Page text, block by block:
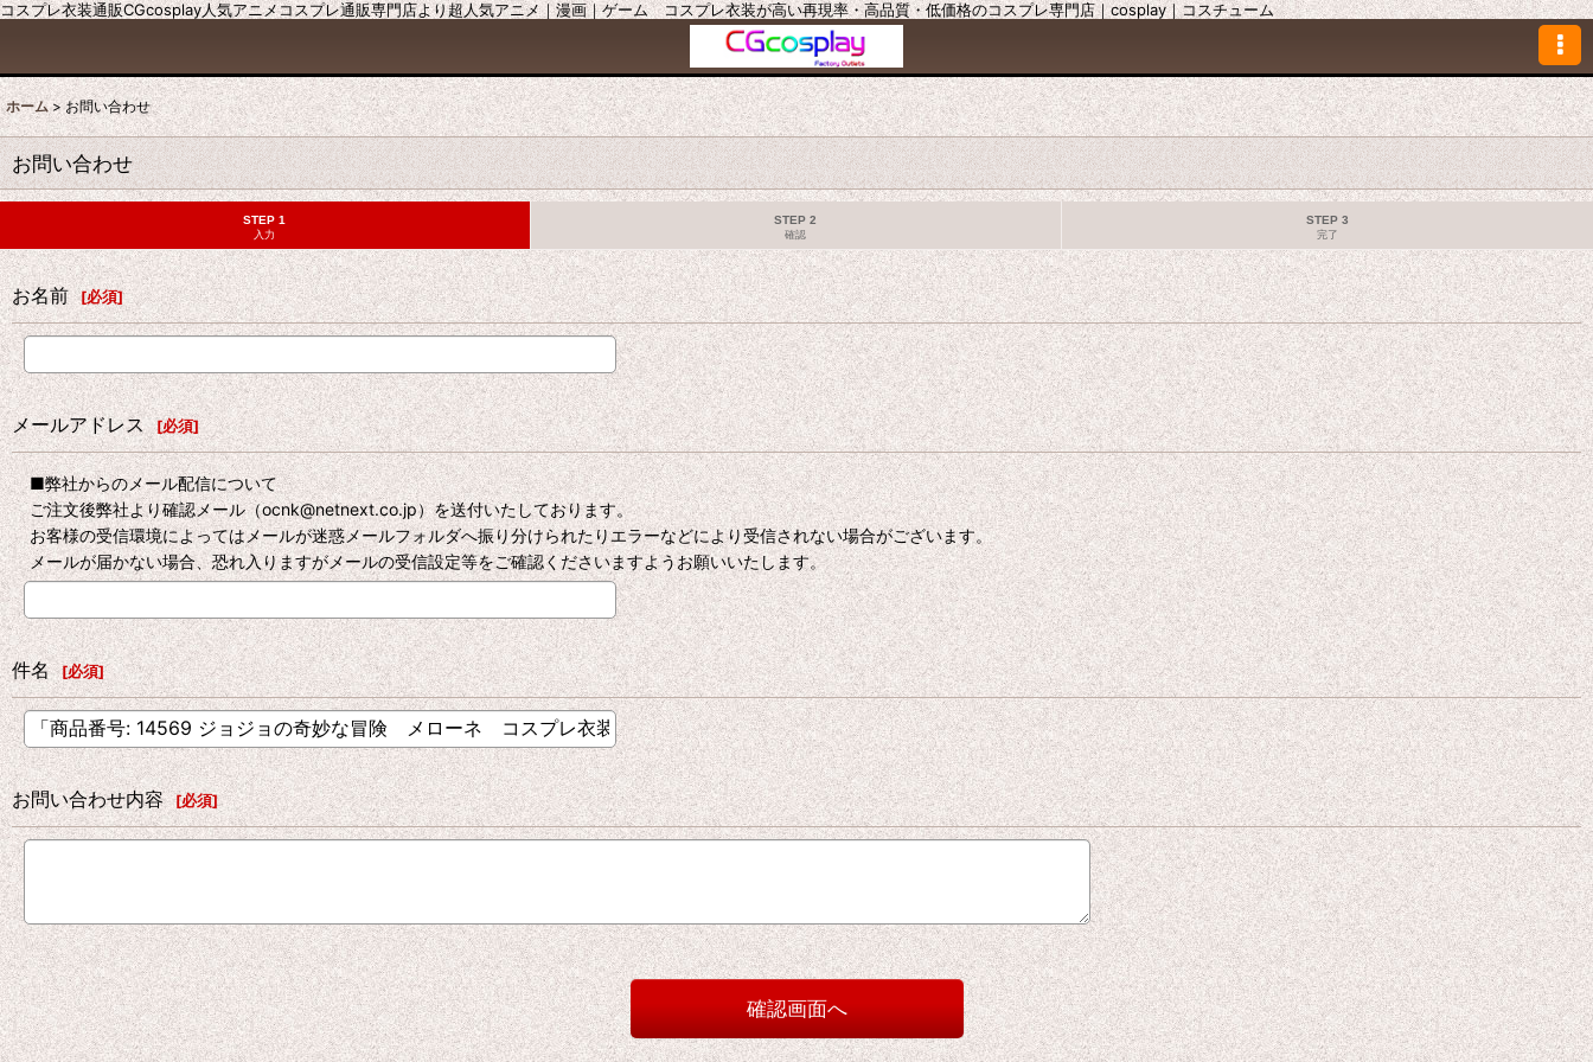
コスプレ衣装通販CGcosplay人気アニメコスプレ通販専門店より超人気アニメ｜漫画｜ゲーム コスプレ衣装が高い再現率・高品質・低価格のコスプレ専門店｜cosplay｜コスチューム
ホーム > お問い合わせ
お問い合わせ
STEP 1
入力
STEP 2
確認
STEP 3
完了
お名前 [必須]
メールアドレス [必須]
■弊社からのメール配信について
ご注文後弊社より確認メール（ocnk@netnext.co.jp）を送付いたしております。
お客様の受信環境によってはメールが迷惑メールフォルダへ振り分けられたりエラーなどにより受信されない場合がございます。
メールが届かない場合、恐れ入りますがメールの受信設定等をご確認くださいますようお願いいたします。
件名 [必須]
お問い合わせ内容 [必須]
確認画面へ